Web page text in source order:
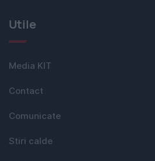
Utile
Media KIT
Contact
Comunicate
Stiri calde